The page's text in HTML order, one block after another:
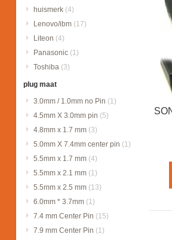
huismerk (4)
Lenovo/ibm (17)
Liteon (4)
Panasonic (1)
Toshiba (3)
plug maat
3.0mm / 1.0mm no Pin (1)
4.5mm X 3.0mm pin (5)
4.8mm x 1.7 mm (3)
5.0mm X 7.4mm center pin (1)
5.5mm x 1.7 mm (4)
5.5mm x 2.1 mm (1)
5.5mm x 2.5 mm (13)
6.0mm * 3.7mm (1)
7.4 mm Center Pin (15)
7.9 mm Center Pin (1)